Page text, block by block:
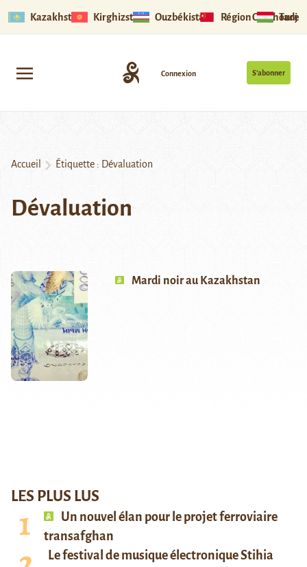
Kazakhstan Kirghizstan Ouzbékistan Région Ouïghoure
S’abonner
Connexion
Accueil Étiquette : Dévaluation
Dévaluation
Mardi noir au Kazakhstan
LES PLUS LUS
Un nouvel élan pour le projet ferroviaire
transafghan
Le festival de musique électronique Stihia